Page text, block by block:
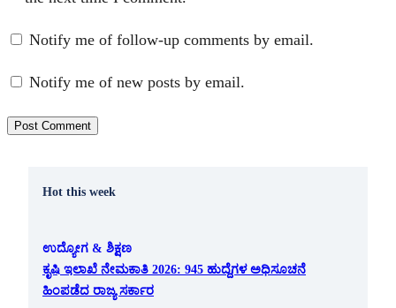
Notify me of follow-up comments by email.
Notify me of new posts by email.
Hot this week
ಉದ್ಯೋಗ & ಶಿಕ್ಷಣ
ಕೃಷಿ ಇಲಾಖೆ ನೇಮಕಾತಿ 2026: 945 ಹುದ್ದೆಗಳ ಅಧಿಸೂಚನೆ
ಹಿಂಪಡೆದ ರಾಜ್ಯ ಸರ್ಕಾರ